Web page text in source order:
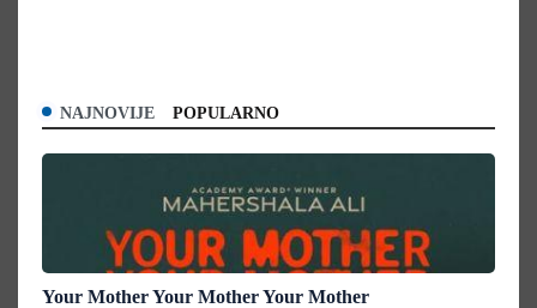
NAJNOVIJE POPULARNO
Your Mother Your Mother Your Mother